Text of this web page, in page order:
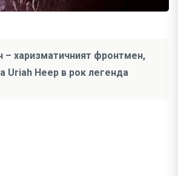
– харизматичният фронтмен,
Uriah Heep в рок легенда